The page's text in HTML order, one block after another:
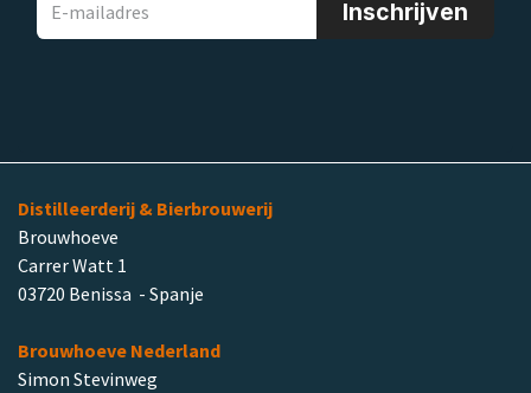
Inschrijven
Distilleerderij & Bierbrouwerij
Brouwhoeve
Carrer Watt 1
03720 Benissa - Spanje
Brouwhoeve Nederland
Simon Stevinweg